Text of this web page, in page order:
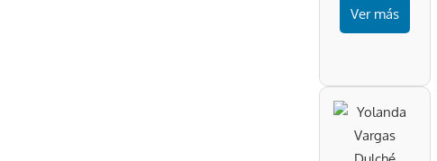
Ver más